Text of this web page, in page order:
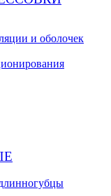
и оболочек